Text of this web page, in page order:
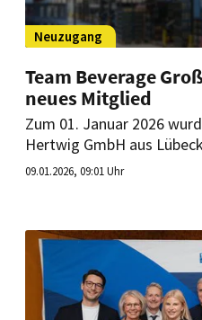
Neuzugang
Team Beverage
neues Mitglied
Zum 01. Januar 2026
Hertwig GmbH aus
Großhandels-
Gastronomiekunden.
09.01.2026, 09:01 Uhr